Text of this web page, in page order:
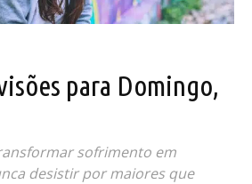
para Domingo,
sofrimento em
desistir por maiores que